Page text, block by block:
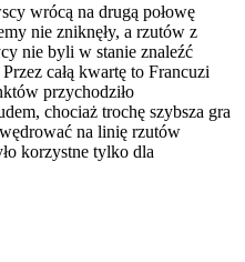
wrócą na drugą połowę
nie zniknęły, a rzutów z
nie byli w stanie znaleźć
całą kwartę to Francuzi
przychodziło
chociaż trochę szybsza gra
wędrować na linię rzutów
korzystne tylko dla